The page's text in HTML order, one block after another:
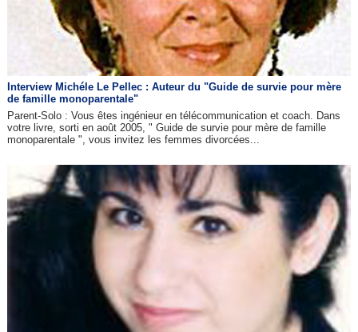
Interview Michéle Le Pellec : Auteur du "Guide de survie pour mère
de famille monoparentale"
Parent-Solo : Vous êtes ingénieur en télécommunication et coach. Dans
votre livre, sorti en août 2005, " Guide de survie pour mère de famille
monoparentale ", vous invitez les femmes divorcées...